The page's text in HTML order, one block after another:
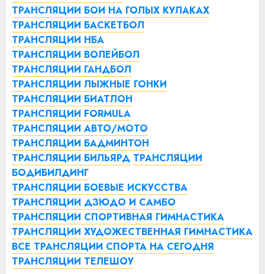
ТРАНСЛЯЦИИ БОИ НА ГОЛЫХ КУЛАКАХ
ТРАНСЛЯЦИИ БАСКЕТБОЛ
ТРАНСЛЯЦИИ НБА
ТРАНСЛЯЦИИ ВОЛЕЙБОЛ
ТРАНСЛЯЦИИ ГАНДБОЛ
ТРАНСЛЯЦИИ ЛЫЖНЫЕ ГОНКИ
ТРАНСЛЯЦИИ БИАТЛОН
ТРАНСЛЯЦИИ FORMULA
ТРАНСЛЯЦИИ АВТО/МОТО
ТРАНСЛЯЦИИ БАДМИНТОН
ТРАНСЛЯЦИИ БИЛЬЯРД ТРАНСЛЯЦИИ
БОДИБИЛДИНГ
ТРАНСЛЯЦИИ БОЕВЫЕ ИСКУССТВА
ТРАНСЛЯЦИИ ДЗЮДО И САМБО
ТРАНСЛЯЦИИ СПОРТИВНАЯ ГИМНАСТИКА
ТРАНСЛЯЦИИ ХУДОЖЕСТВЕННАЯ ГИМНАСТИКА
ВСЕ ТРАНСЛЯЦИИ СПОРТА НА СЕГОДНЯ
ТРАНСЛЯЦИИ ТЕЛЕШОУ